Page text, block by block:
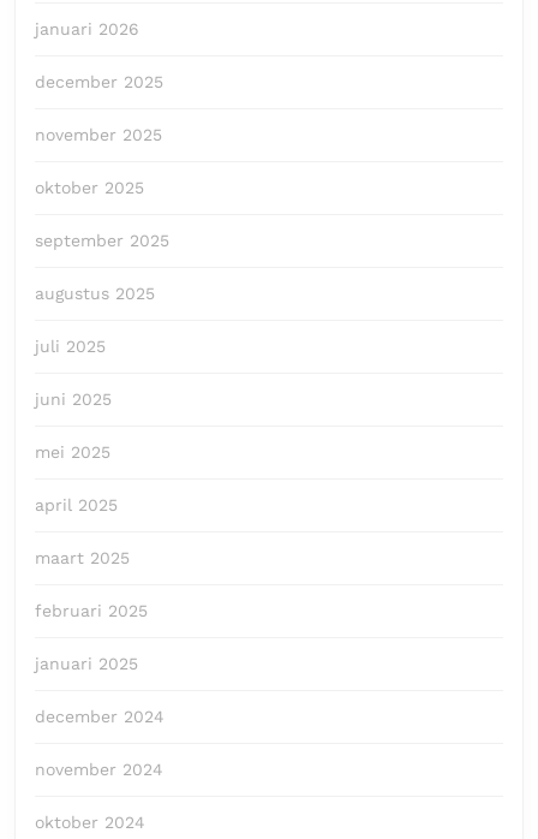
januari 2026
december 2025
november 2025
oktober 2025
september 2025
augustus 2025
juli 2025
juni 2025
mei 2025
april 2025
maart 2025
februari 2025
januari 2025
december 2024
november 2024
oktober 2024